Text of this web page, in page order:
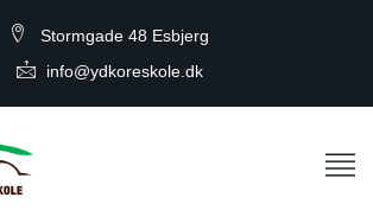
Stormgade 48 Esbjerg
info@ydkoreskole.dk